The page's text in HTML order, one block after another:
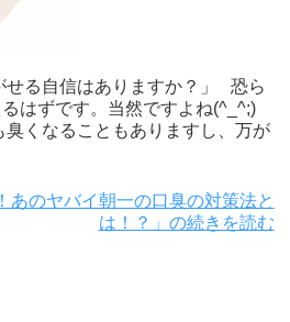
せる自信はありますか？」 恐ら
るはずです。当然ですよね(^_^;)
臭くなることもありますし、万が
あのヤバイ朝一の口臭の対策法と
は！？」の続きを読む